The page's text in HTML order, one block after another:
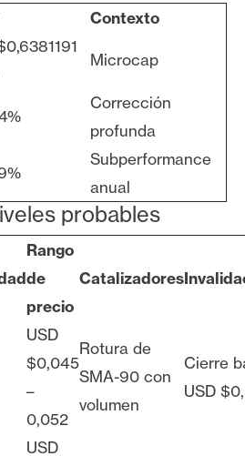
Contexto
Microcap
Corrección
profunda
Subperformance
anual
probables
Rango
de
precio
Catalizadores
USD
$0,045
–
0,052
Rotura de
SMA-90 con
volumen
Cierre
USD
USD